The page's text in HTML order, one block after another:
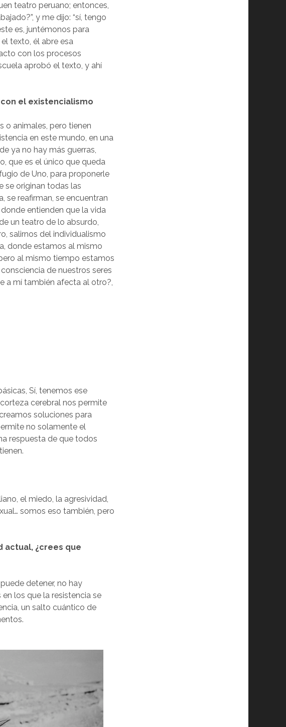
teatro peruano; entonces,
y me dijo: “sí, tengo
es, juntémonos para
texto, él abre esa
con los procesos
aprobó el texto, y ahí
el existencialismo
o animales, pero tienen
en este mundo, en una
ya no hay más guerras,
que es el único que queda
de Uno, para proponerle
se originan todas las
se reafirman, se encuentran
entienden que la vida
un teatro de lo absurdo,
salirnos del individualismo
donde estamos al mismo
al mismo tiempo estamos
de nuestros seres
a mí también afecta al otro?,
Sí, tenemos ese
cerebral nos permite
soluciones para
no solamente el
respuesta de que todos
el miedo, la agresividad,
somos eso también, pero
actual, ¿crees que
detener, no hay
los que la resistencia se
un salto cuántico de